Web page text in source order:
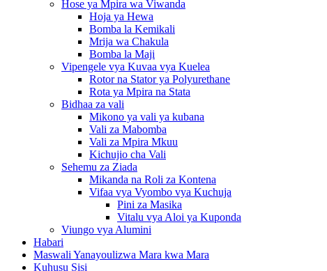
Hose ya Mpira wa Viwanda
Hoja ya Hewa
Bomba la Kemikali
Mrija wa Chakula
Bomba la Maji
Vipengele vya Kuvaa vya Kuelea
Rotor na Stator ya Polyurethane
Rota ya Mpira na Stata
Bidhaa za vali
Mikono ya vali ya kubana
Vali za Mabomba
Vali za Mpira Mkuu
Kichujio cha Vali
Sehemu za Ziada
Mikanda na Roli za Kontena
Vifaa vya Vyombo vya Kuchuja
Pini za Masika
Vitalu vya Aloi ya Kuponda
Viungo vya Alumini
Habari
Maswali Yanayoulizwa Mara kwa Mara
Kuhusu Sisi